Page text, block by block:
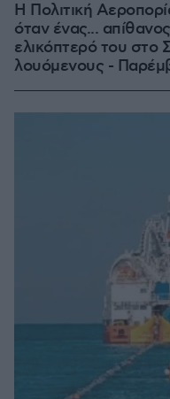
Η Πολιτική
όταν ένας...
ελικόπτερό του στο
λουόμενους -